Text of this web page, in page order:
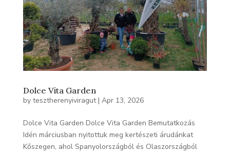
Dolce Vita Garden
by tesztherenyiviragut| Apr 13, 2026
Dolce Vita Garden Dolce Vita Garden Bemutatkozás
Idén márciusban nyitottuk meg kertészeti árudánkat
Kőszegen, ahol Spanyolországból és Olaszországból